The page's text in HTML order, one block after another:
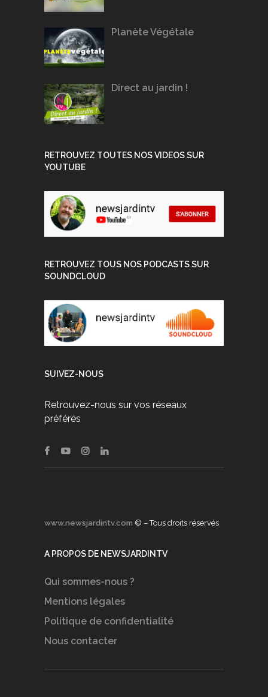
Planète Végétale
Direct au jardin !
RETROUVEZ TOUTES NOS VIDEOS SUR
YOUTUBE
RETROUVEZ TOUS NOS PODCASTS SUR
SOUNDCLOUD
SUIVEZ-NOUS
Retrouvez-nous sur vos réseaux
préférés
www.newsjardintv.com © – Tous droits réservés
A PROPOS DE NEWSJARDINTV
Qui sommes-nous ?
Mentions légales
Politique de confidentialité
Nous contacter